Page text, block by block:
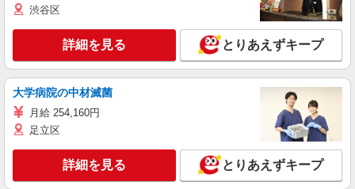
渋谷区
詳細を見る とりあえずキープ
大学病院の中材滅菌
月給 254,160円
足立区
詳細を見る とりあえずキープ